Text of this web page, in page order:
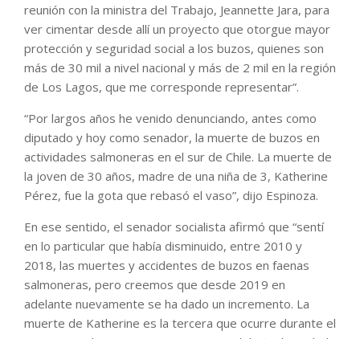
reunión con la ministra del Trabajo, Jeannette Jara, para
ver cimentar desde allí un proyecto que otorgue mayor
protección y seguridad social a los buzos, quienes son
más de 30 mil a nivel nacional y más de 2 mil en la región
de Los Lagos, que me corresponde representar”.
“Por largos años he venido denunciando, antes como
diputado y hoy como senador, la muerte de buzos en
actividades salmoneras en el sur de Chile. La muerte de
la joven de 30 años, madre de una niña de 3, Katherine
Pérez, fue la gota que rebasó el vaso”, dijo Espinoza.
En ese sentido, el senador socialista afirmó que “sentí
en lo particular que había disminuido, entre 2010 y
2018, las muertes y accidentes de buzos en faenas
salmoneras, pero creemos que desde 2019 en
adelante nuevamente se ha dado un incremento. La
muerte de Katherine es la tercera que ocurre durante el